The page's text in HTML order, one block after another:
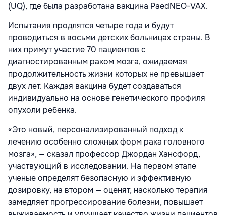
(UQ), где была разработана вакцина PaedNEO-VAX.
Испытания продлятся четыре года и будут
проводиться в восьми детских больницах страны. В
них примут участие 70 пациентов с
диагностированным раком мозга, ожидаемая
продолжительность жизни которых не превышает
двух лет. Каждая вакцина будет создаваться
индивидуально на основе генетического профиля
опухоли ребенка.
«Это новый, персонализированный подход к
лечению особенно сложных форм рака головного
мозга», — сказал профессор Джордан Хансфорд,
участвующий в исследовании. На первом этапе
ученые определят безопасную и эффективную
дозировку, на втором — оценят, насколько терапия
замедляет прогрессирование болезни, повышает